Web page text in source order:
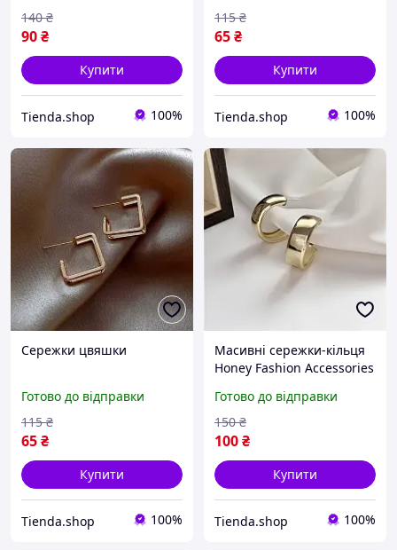
90₴
140 ₴
Купити
Tienda.shop 100%
65₴
115 ₴
Купити
Tienda.shop 100%
Сережки цвяшки
Готово до відправки
65₴
115 ₴
Купити
Tienda.shop 100%
Масивні сережки-кільця
Honey Fashion Accessories
Готово до відправки
100₴
150 ₴
Купити
Tienda.shop 100%